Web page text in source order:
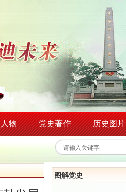
物 党史著作 历史图片
图解党史